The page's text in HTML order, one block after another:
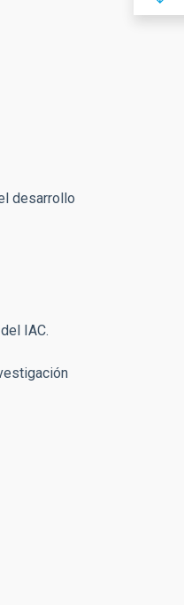
desarrollo
IAC.